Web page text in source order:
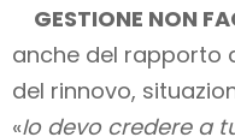
GESTIONE NON
anche del rapporto
del rinnovo,
«Io devo credere a